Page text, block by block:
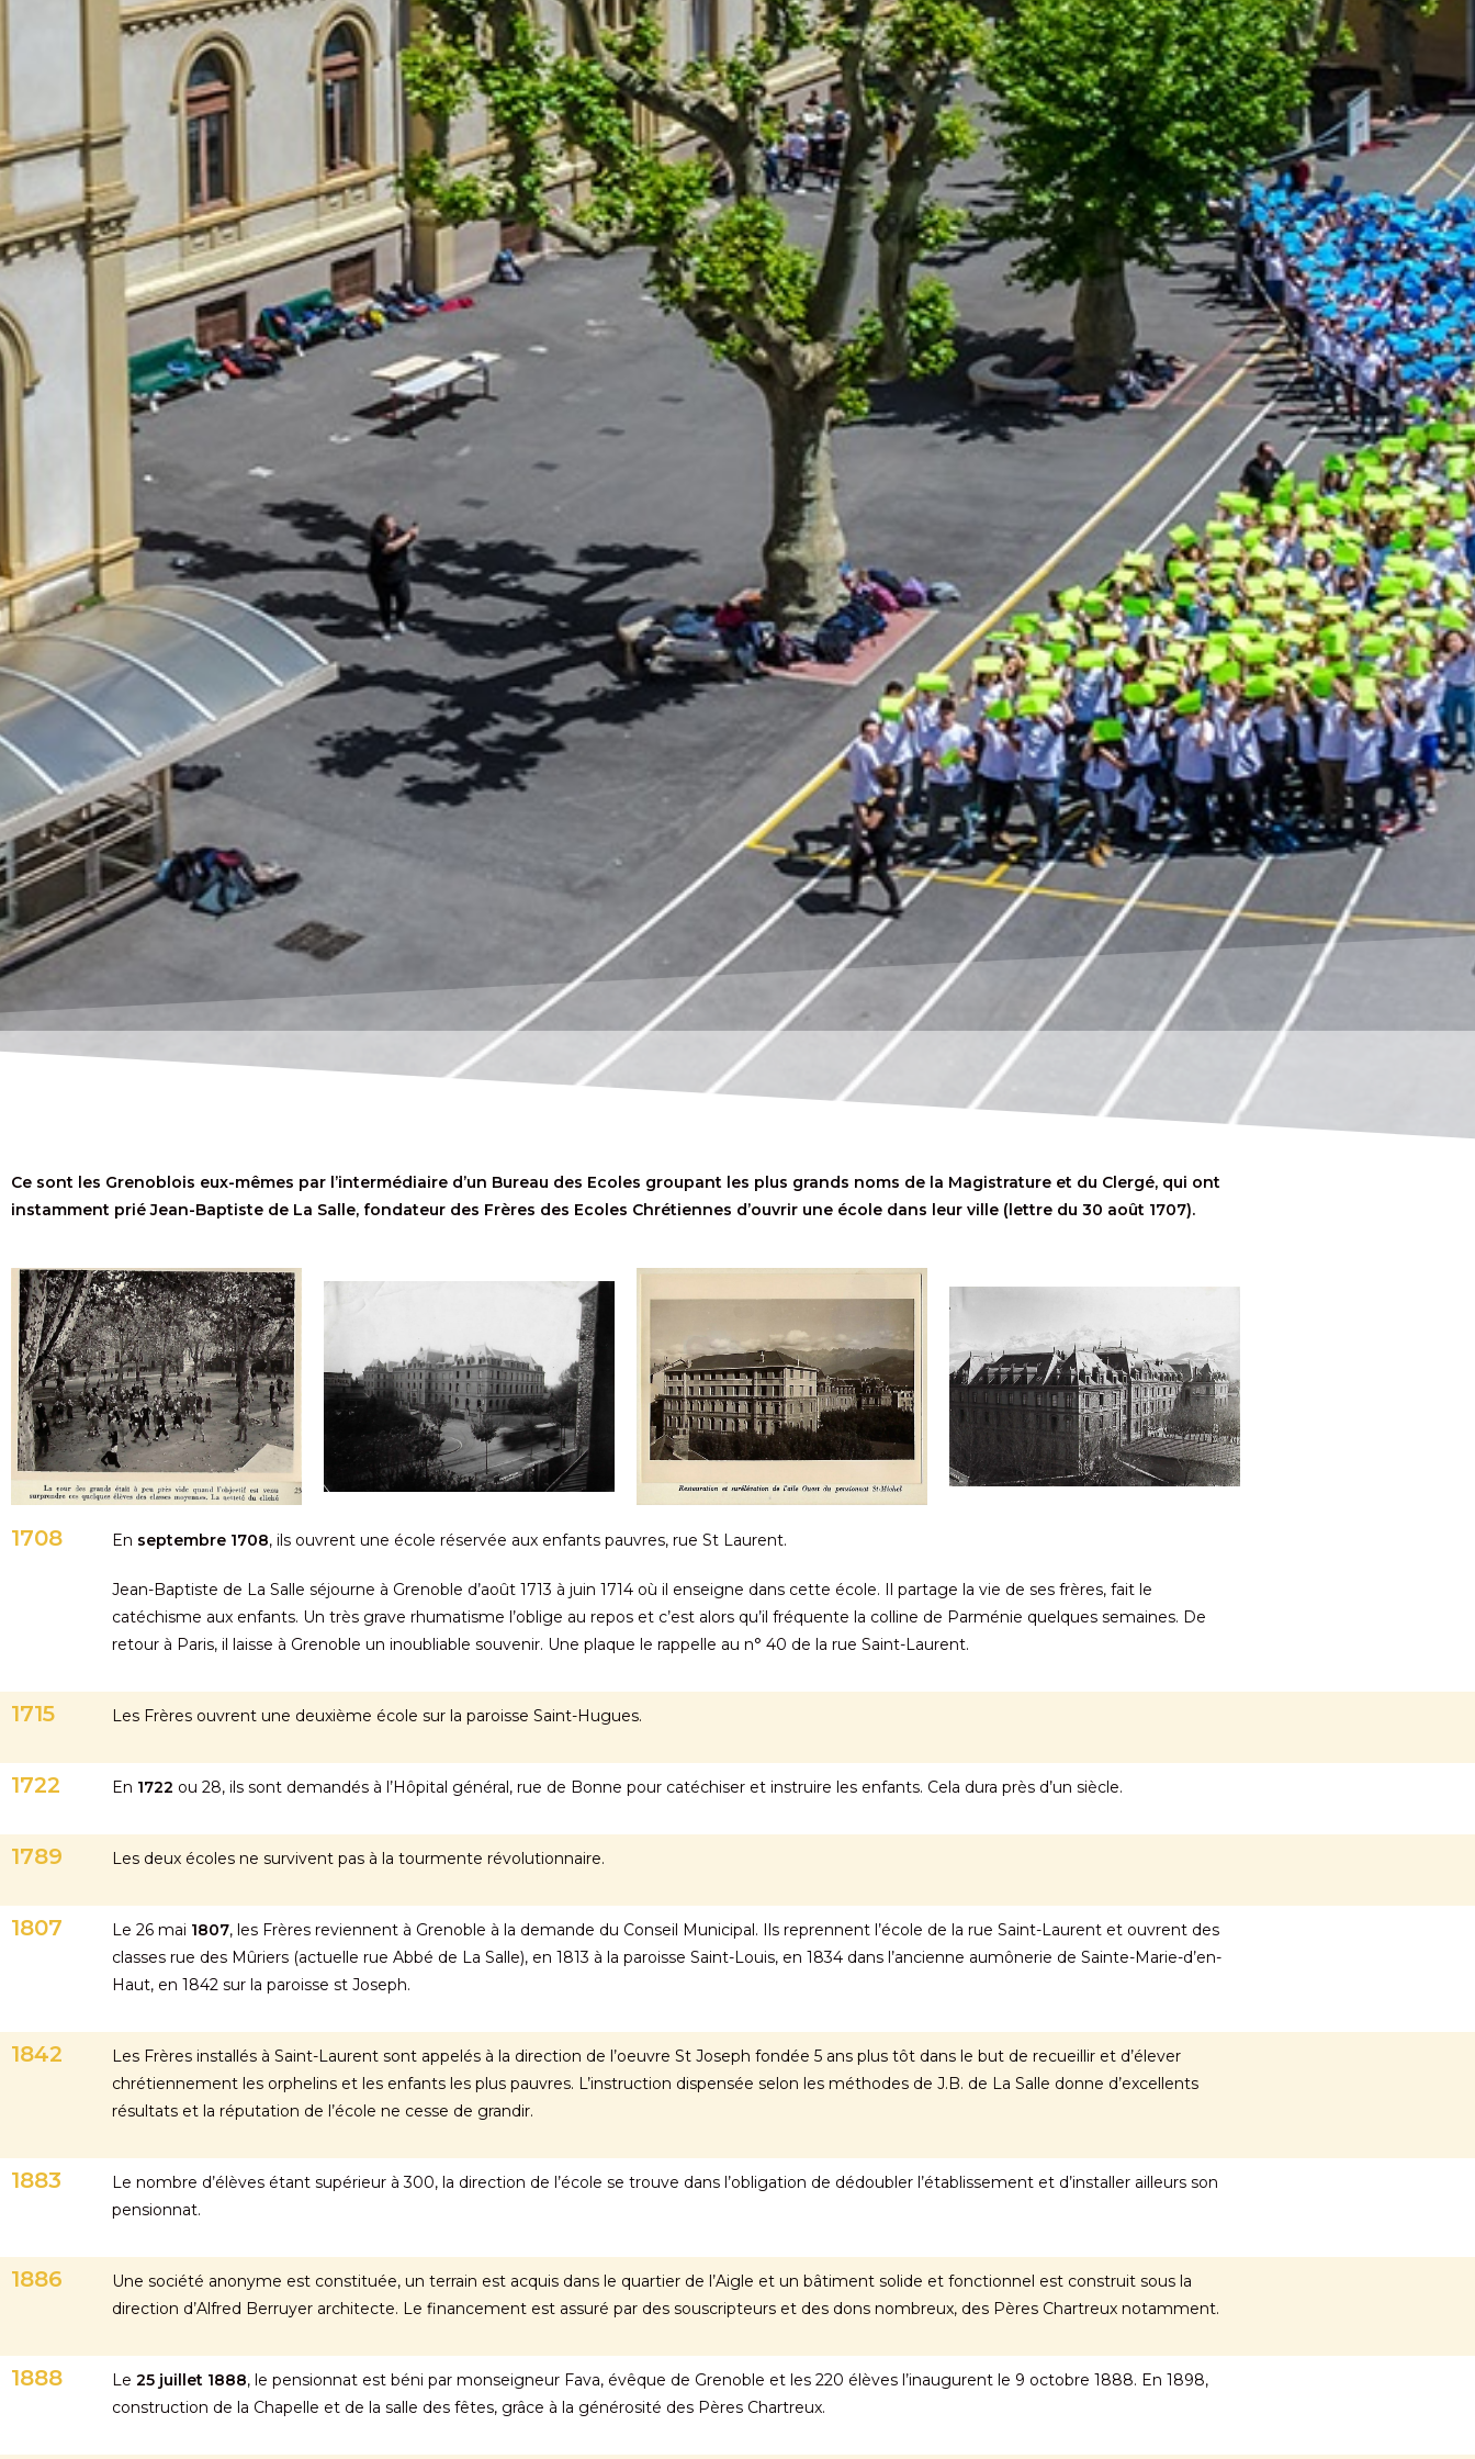
Ce sont les Grenoblois eux-mêmes par l’intermédiaire d’un Bureau des Ecoles groupant les plus grands noms de la Magistrature et du Clergé, qui ont
instamment prié Jean-Baptiste de La Salle, fondateur des Frères des Ecoles Chrétiennes d’ouvrir une école dans leur ville (lettre du 30 août 1707).
1708 En septembre 1708, ils ouvrent une école réservée aux enfants pauvres, rue St Laurent.
Jean-Baptiste de La Salle séjourne à Grenoble d’août 1713 à juin 1714 où il enseigne dans cette école. Il partage la vie de ses frères, fait le
catéchisme aux enfants. Un très grave rhumatisme l’oblige au repos et c’est alors qu’il fréquente la colline de Parménie quelques semaines. De
retour à Paris, il laisse à Grenoble un inoubliable souvenir. Une plaque le rappelle au n° 40 de la rue Saint-Laurent.
1715 Les Frères ouvrent une deuxième école sur la paroisse Saint-Hugues.
1722 En 1722 ou 28, ils sont demandés à l’Hôpital général, rue de Bonne pour catéchiser et instruire les enfants. Cela dura près d’un siècle.
1789 Les deux écoles ne survivent pas à la tourmente révolutionnaire.
1807 Le 26 mai 1807, les Frères reviennent à Grenoble à la demande du Conseil Municipal. Ils reprennent l’école de la rue Saint-Laurent et ouvrent des
classes rue des Mûriers (actuelle rue Abbé de La Salle), en 1813 à la paroisse Saint-Louis, en 1834 dans l’ancienne aumônerie de Sainte-Marie-d’en-
Haut, en 1842 sur la paroisse st Joseph.
1842
Les Frères installés à Saint-Laurent sont appelés à la direction de l’oeuvre St Joseph fondée 5 ans plus tôt dans le but de recueillir et d’élever
chrétiennement les orphelins et les enfants les plus pauvres. L’instruction dispensée selon les méthodes de J.B. de La Salle donne d’excellents
résultats et la réputation de l’école ne cesse de grandir.
1883
Le nombre d’élèves étant supérieur à 300, la direction de l’école se trouve dans l’obligation de dédoubler l’établissement et d’installer ailleurs son
pensionnat.
1886
Une société anonyme est constituée, un terrain est acquis dans le quartier de l’Aigle et un bâtiment solide et fonctionnel est construit sous la
direction d’Alfred Berruyer architecte. Le financement est assuré par des souscripteurs et des dons nombreux, des Pères Chartreux notamment.
1888 Le 25 juillet 1888, le pensionnat est béni par monseigneur Fava, évêque de Grenoble et les 220 élèves l’inaugurent le 9 octobre 1888. En 1898,
construction de la Chapelle et de la salle des fêtes, grâce à la générosité des Pères Chartreux.